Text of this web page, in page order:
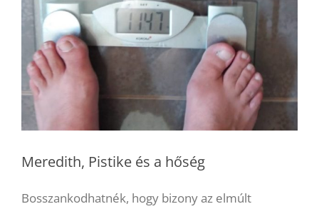
Meredith, Pistike és a hőség
Bosszankodhatnék, hogy bizony az elmúlt